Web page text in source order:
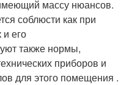
массу нюансов.
соблюсти как при
и его
также нормы,
приборов и
для этого помещения .